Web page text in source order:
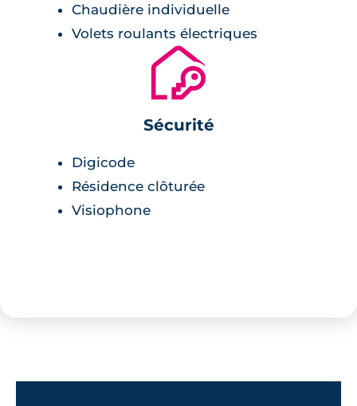
Chaudière individuelle
Volets roulants électriques
🔐
Sécurité
Digicode
Résidence clôturée
Visiophone